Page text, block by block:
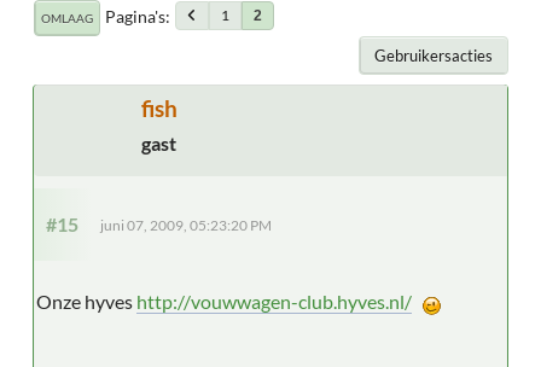
OMLAAG Pagina's 1 2
Gebruikersacties
fish
gast
#15 juni 07, 2009, 05:23:20 PM
Onze hyves http://vouwwagen-club.hyves.nl/